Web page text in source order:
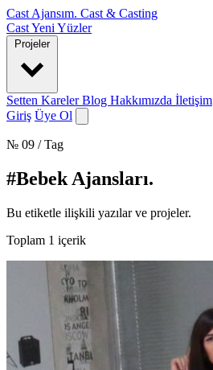
Cast Ajansım. Cast & Casting
CastYeni Yüzler
Projeler
Setten KarelerBlog Hakkımızda İletişim
Giriş Üye Ol
№ 09 / Tag
#Bebek Ajansları.
Bu etiketle ilişkili yazılar ve projeler.
Toplam 1 içerik